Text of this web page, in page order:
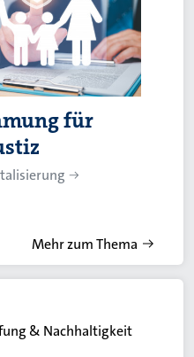
für
Mehr zum Thema
& Nachhaltigkeit